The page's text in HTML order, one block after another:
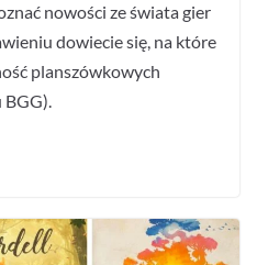
nowości ze świata gier
dowiecie się, na które
planszówkowych
BGG).